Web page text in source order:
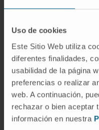
Uso de cookies
Este Sitio Web utiliza
diferentes finalidades,
usabilidad de la página
preferencias o realizar
web. A continuación,
rechazar o bien aceptar
información en nuestra
2023 Nov
10.3390/
VER PUBLICACIÓN EN